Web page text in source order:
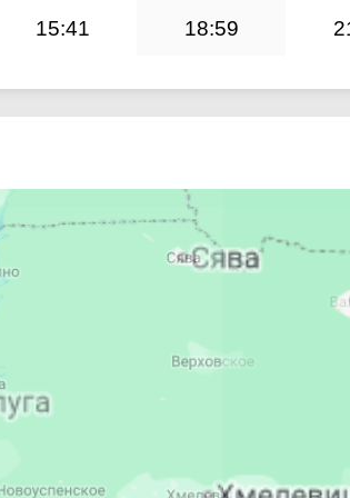
15:41 18:59